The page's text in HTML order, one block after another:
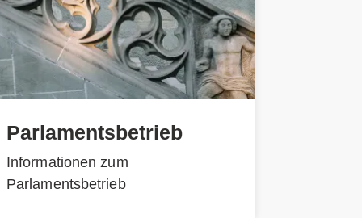
Parlamentsbetrieb
Informationen zum
Parlamentsbetrieb